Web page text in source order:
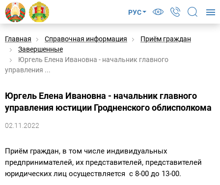
РУС
Главная Справочная информация
Приём граждан
Завершенные
Юргель Елена Ивановна - начальник главного
управления ...
Юргель Елена Ивановна - начальник главного
управления юстиции Гродненского облисполкома
02.11.2022
Приём граждан, в том числе индивидуальных
предпринимателей, их представителей, представителей
юридических лиц осуществляется с 8-00 до 13-00.